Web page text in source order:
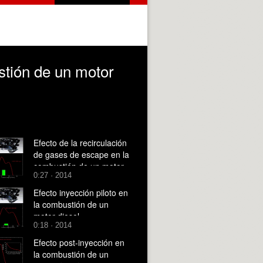
de un motor
Efecto de la recirculación
de gases de escape en la
combustión de un motor
diesel
0:27 · 2014
Efecto inyección piloto en
la combustión de un
motor diesel
0:18 · 2014
Efecto post-inyección en
la combustión de un